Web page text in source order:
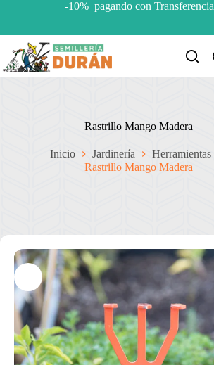
-10% pagando con Transferencia
Rastrillo Mango Madera
Inicio Jardinería
Herramientas
Rastrillo Mango Madera